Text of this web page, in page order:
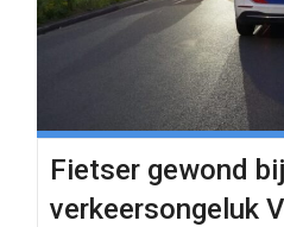
Fietser gewond bij
verkeersongeluk